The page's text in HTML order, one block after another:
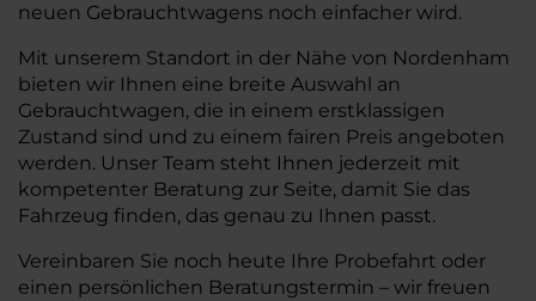
neuen Gebrauchtwagens noch einfacher wird.
Mit unserem Standort in der Nähe von Nordenham
bieten wir Ihnen eine breite Auswahl an
Gebrauchtwagen, die in einem erstklassigen
Zustand sind und zu einem fairen Preis angeboten
werden. Unser Team steht Ihnen jederzeit mit
kompetenter Beratung zur Seite, damit Sie das
Fahrzeug finden, das genau zu Ihnen passt.
Vereinbaren Sie noch heute Ihre Probefahrt oder
einen persönlichen Beratungstermin – wir freuen